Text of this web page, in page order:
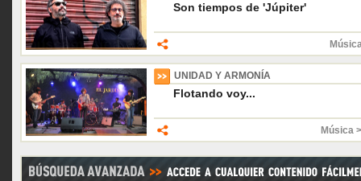
Son tiempos de 'Júpiter'
UNIDAD Y ARMONÍA
Flotando voy...
Música